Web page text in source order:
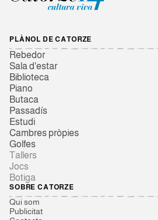
PLÀNOL DE CATORZE
Rebedor
Sala d'estar
Biblioteca
Piano
Butaca
Passadís
Estudi
Cambres pròpies
Golfes
Tallers
Jocs
Botiga
SOBRE CATORZE
Qui som
Publicitat